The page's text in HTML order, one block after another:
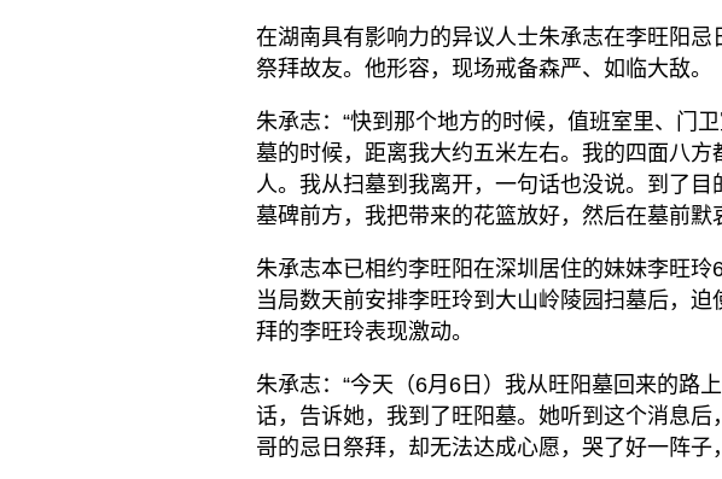
在湖南具有影响力的异议人士朱承志在李旺阳忌
祭拜故友。他形容，现场戒备森严、如临大敌。
朱承志：“快到那个地方的时候，值班室里、门
墓的时候，距离我大约五米左右。我的四面八
人。我从扫墓到我离开，一句话也没说。到了
墓碑前方，我把带来的花篮放好，然后在墓前默
朱承志本已相约李旺阳在深圳居住的妹妹李旺玲
当局数天前安排李旺玲到大山岭陵园扫墓后，
拜的李旺玲表现激动。
朱承志：“今天（6月6日）我从旺阳墓回来的路
话，告诉她，我到了旺阳墓。她听到这个消息
哥的忌日祭拜，却无法达成心愿，哭了好一阵子